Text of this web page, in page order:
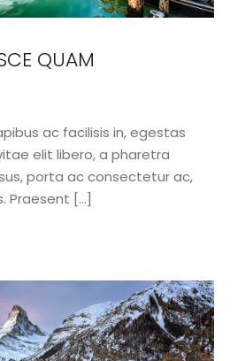
QUAM
ac facilisis in, egestas
elit libero, a pharetra
porta ac consectetur ac,
Praesent […]